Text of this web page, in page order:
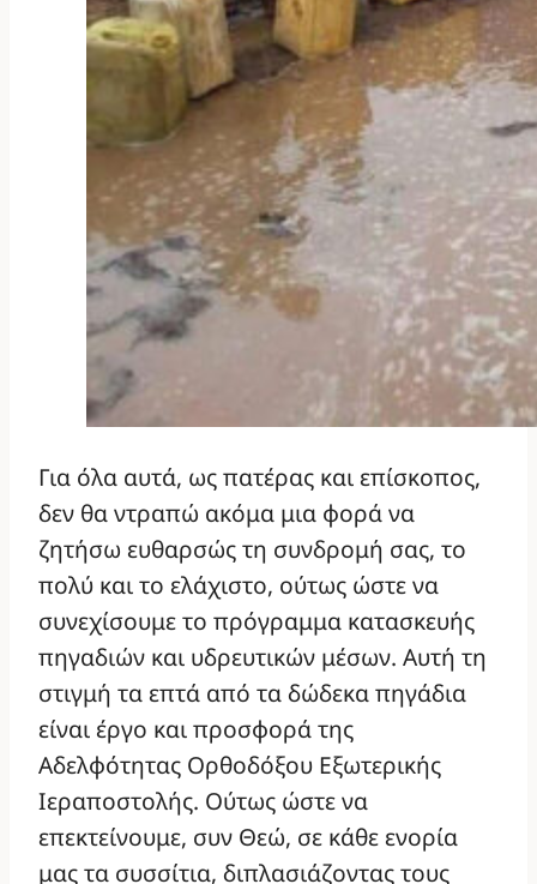
Για όλα αυτά, ως πατέρας και επίσκοπος,
δεν θα ντραπώ ακόμα μια φορά να
ζητήσω ευθαρσώς τη συνδρομή σας, το
πολύ και το ελάχιστο, ούτως ώστε να
συνεχίσουμε το πρόγραμμα κατασκευής
πηγαδιών και υδρευτικών μέσων. Αυτή τη
στιγμή τα επτά από τα δώδεκα πηγάδια
είναι έργο και προσφορά της
Αδελφότητας Ορθοδόξου Εξωτερικής
Ιεραποστολής. Ούτως ώστε να
επεκτείνουμε, συν Θεώ, σε κάθε ενορία
μας τα συσσίτια, διπλασιάζοντας τους